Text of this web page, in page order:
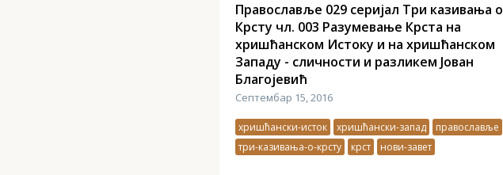
Православље 029 серијал Три казивања о
Крсту чл. 003 Разумевање Крста на
хришћанском Истоку и на хришћанском
Западу - сличности и разликем Јован
Благојевић
Септембар 15, 2016
хришћански-исток хришћански-запад
православље
три-казивања-о-крсту
крст нови-завет